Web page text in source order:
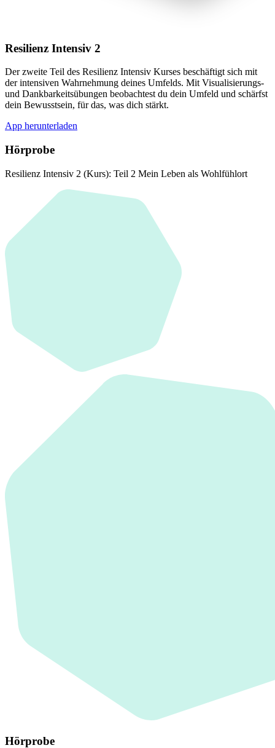
Resilienz Intensiv 2
Der zweite Teil des Resilienz Intensiv Kurses beschäftigt sich mit
der intensiven Wahrnehmung deines Umfelds. Mit Visualisierungs-
und Dankbarkeitsübungen beobachtest du dein Umfeld und schärfst
dein Bewusstsein, für das, was dich stärkt.
App herunterladen
Hörprobe
Resilienz Intensiv 2 (Kurs): Teil 2 Mein Leben als Wohlfühlort
Hörprobe